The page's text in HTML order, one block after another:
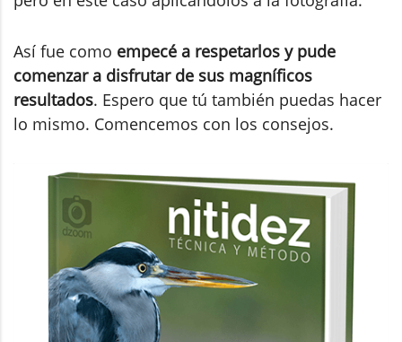
Así fue como empecé a respetarlos y pude
comenzar a disfrutar de sus magníficos
resultados. Espero que tú también puedas hacer
lo mismo. Comencemos con los consejos.